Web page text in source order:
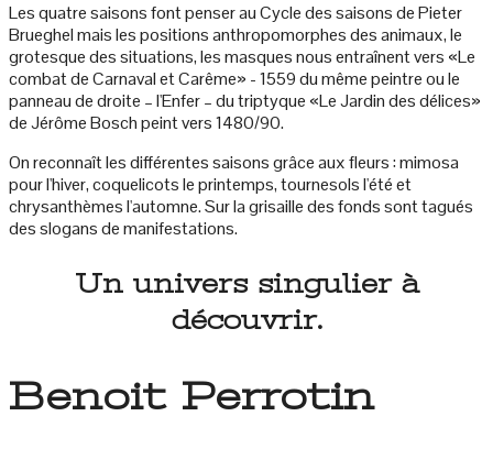
Les quatre saisons font penser au Cycle des saisons de Pieter
Brueghel mais les positions anthropomorphes des animaux, le
grotesque des situations, les masques nous entraînent vers «Le
combat de Carnaval et Carême» - 1559 du même peintre ou le
panneau de droite – l'Enfer – du triptyque «Le Jardin des délices»
de Jérôme Bosch peint vers 1480/90.
On reconnaît les différentes saisons grâce aux fleurs : mimosa
pour l'hiver, coquelicots le printemps, tournesols l'été et
chrysanthèmes l'automne. Sur la grisaille des fonds sont tagués
des slogans de manifestations.
Un univers singulier à
découvrir.
Benoit Perrotin